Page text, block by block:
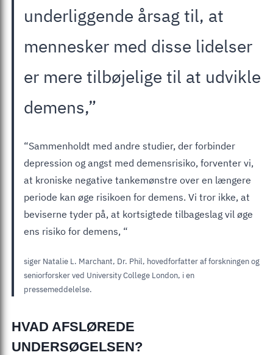
underliggende årsag til, at
mennesker med disse lidelser
er mere tilbøjelige til at udvikle
demens,”
“Sammenholdt med andre studier, der forbinder
depression og angst med demensrisiko, forventer vi,
at kroniske negative tankemønstre over en længere
periode kan øge risikoen for demens. Vi tror ikke, at
beviserne tyder på, at kortsigtede tilbageslag vil øge
ens risiko for demens, “
siger Natalie L. Marchant, Dr. Phil, hovedforfatter af forskningen og
seniorforsker ved University College London, i en
pressemeddelelse.
HVAD AFSLØREDE
UNDERSØGELSEN?